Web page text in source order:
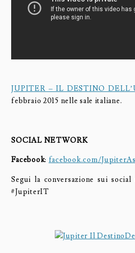
JUPITER – IL DESTINO
febbraio 2015 nelle sale italiane.
SOCIAL NETWORK
Facebook: facebook.com/
Segui la conversazione sui
#JupiterIT